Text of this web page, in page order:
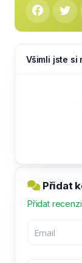
Všimli jste si
Přidat
Přidat recenzi